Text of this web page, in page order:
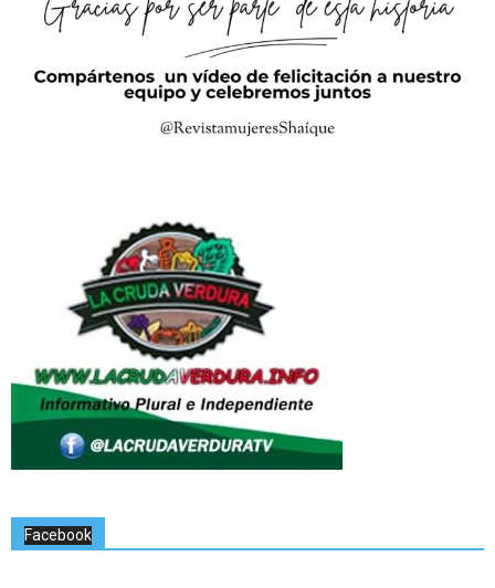
Facebook